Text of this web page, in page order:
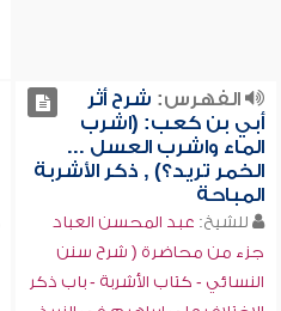
الفهرس: شرح أثر
أبي بن كعب: (اشرب
الماء واشرب العسل ...
الخمر تريد؟) , ذكر الأشربة
المباحة
للشيخ: عبد المحسن العباد
جزء من محاضرة ( شرح سنن
النسائي - كتاب الأشربة - باب ذكر